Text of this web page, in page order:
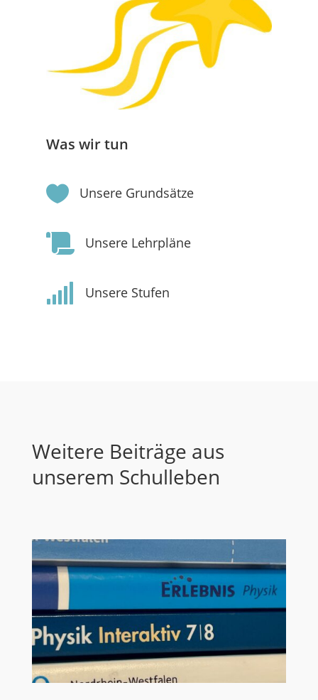
Was wir tun
 Unsere Grundsätze
 Unsere Lehrpläne
 Unsere Stufen
Weitere Beiträge aus
unserem Schulleben